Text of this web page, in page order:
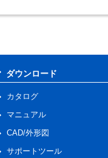
ダウンロード
カタログ
マニュアル
CAD/外形図
サポートツール